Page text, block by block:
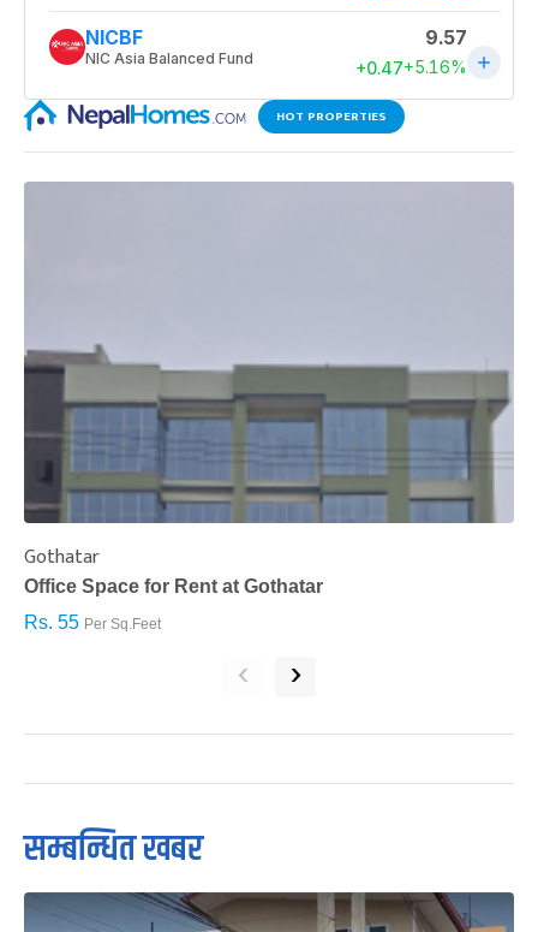
HOT PROPERTIES
Gothatar
Office Space for Rent at Gothatar
Rs. 55 Per Sq.Feet
‹ ›
सम्बन्धित खबर